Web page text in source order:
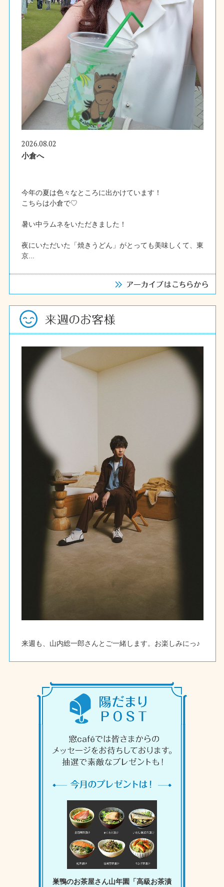
2026.08.02
小倉へ
今年の夏は色々なところに出かけています！
こちらは小倉で♡
暑い中ラムネをいただきました！
夜にいただいた「焼きうどん」がとっても美味しくて、東
京...
来週も、山内総一郎さんとご一緒します。お楽しみにっ♪
巣鴨のお茶屋さん山年園「高級お茶漬